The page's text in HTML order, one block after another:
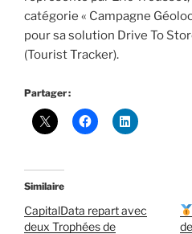
catégorie « Campagne
pour sa solution Drive To
(Tourist Tracker).
Partager :
Similaire
CapitalData repart avec
deux Trophées de